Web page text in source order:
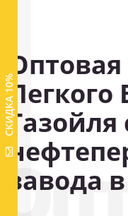
Легкого
Газойля
завода
СКИДКА 10%